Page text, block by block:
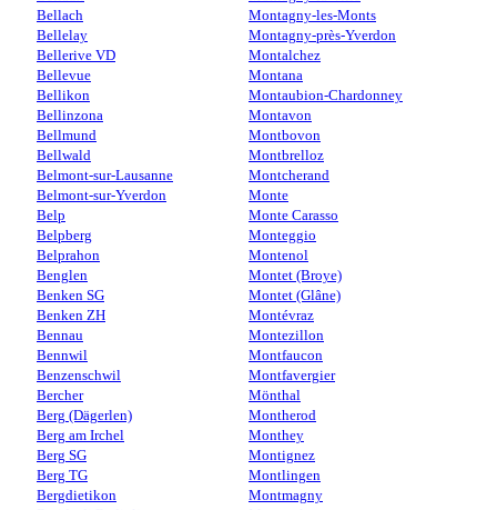
Bellach
Bellelay
Bellerive VD
Bellevue
Bellikon
Bellinzona
Bellmund
Bellwald
Belmont-sur-Lausanne
Belmont-sur-Yverdon
Belp
Belpberg
Belprahon
Benglen
Benken SG
Benken ZH
Bennau
Bennwil
Benzenschwil
Bercher
Berg (Dägerlen)
Berg am Irchel
Berg SG
Berg TG
Bergdietikon
Montagny-les-Monts
Montagny-près-Yverdon
Montalchez
Montana
Montaubion-Chardonney
Montavon
Montbovon
Montbrelloz
Montcherand
Monte
Monte Carasso
Monteggio
Montenol
Montet (Broye)
Montet (Glâne)
Montévraz
Montezillon
Montfaucon
Montfavergier
Mönthal
Montherod
Monthey
Montignez
Montlingen
Montmagny